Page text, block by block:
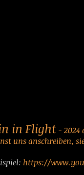
in Flight - 2024
uns anschreiben,
https://